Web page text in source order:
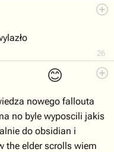
26
😊
nowego fallouta
no byle wyposcili jakis
do obsidian i
the elder scrolls wiem